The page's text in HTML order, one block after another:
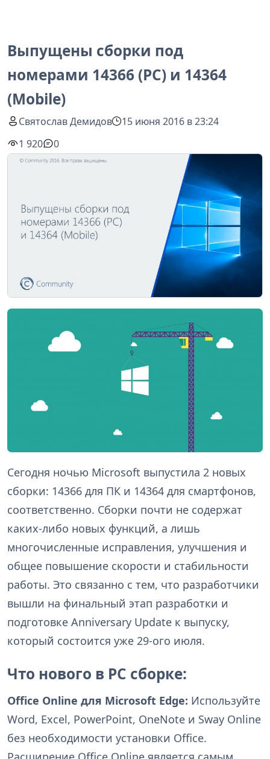
Выпущены сборки под
номерами 14366 (PC) и 14364
(Mobile)
Святослав Демидов
15 июня 2016 в 23:24
1 920
0
Сегодня ночью Microsoft выпустила 2 новых
сборки: 14366 для ПК и 14364 для смартфонов,
соответственно. Сборки почти не содержат
каких-либо новых функций, а лишь
многочисленные исправления, улучшения и
общее повышение скорости и стабильности
работы. Это связанно с тем, что разработчики
вышли на финальный этап разработки и
подготовке Anniversary Update к выпуску,
который состоится уже 29-ого июля.
Что нового в PC сборке:
Office Online для Microsoft Edge: Используйте
Word, Excel, PowerPoint, OneNote и Sway Online
без необходимости установки Office.